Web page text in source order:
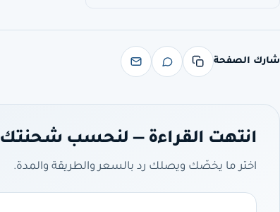
شارك الصفحة
انتهت القراءة — لنحسب شحنتك
اختر ما يخصّك ويصلك رد بالسعر والطريقة والمدة.